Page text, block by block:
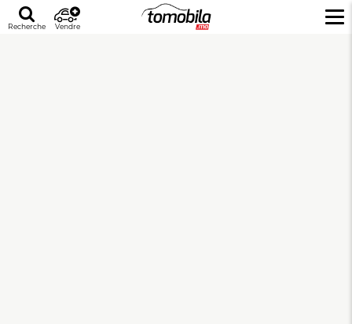
Recherche Vendre